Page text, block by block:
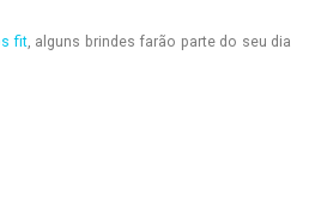
fit, alguns brindes farão parte do seu dia